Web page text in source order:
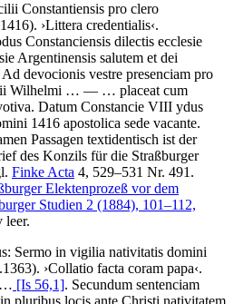
Constantiensis pro clero
›Littera credentialis‹.
Constanciensis dilectis ecclesie
Argentinensis salutem et dei
devocionis vestre presenciam pro
Wilhelmi … — … placeat cum
Datum Constancie VIII ydus
1416 apostolica sede vacante.
Passagen textidentisch ist der
des Konzils für die Straßburger
Finke Acta 4, 529–531 Nr. 491.
Elektenprozeß vor dem
Studien 2 (1884), 101–112,
leer.
: Sermo in vigilia nativitatis domini
. ›Collatio facta coram papa‹.
… [Is 56,1]. Secundum sentenciam